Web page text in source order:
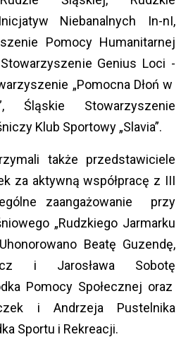
Niebanalnych In-nI,
Pomocy Humanitarnej
Genius Loci -
„Pomocna Dłoń w
Śląskie Stowarzyszenie
Klub Sportowy „Slavia”.
także przedstawiciele
za aktywną współpracę z III
zaangażowanie przy
„Rudzkiego Jarmarku
Beatę Guzendę,
i Jarosława Sobotę
Pomocy Społecznej oraz
i Andrzeja Pustelnika
Sportu i Rekreacji.